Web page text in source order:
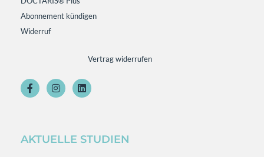
Abonnement kündigen
Widerruf
Vertrag widerrufen
AKTUELLE STUDIEN